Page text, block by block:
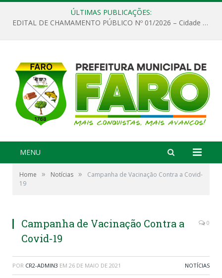
ÚLTIMAS PUBLICAÇÕES:
EDITAL DE CHAMAMENTO PÚBLICO Nº 01/2026 – Cidade de Faro
MENU
Home » Notícias »
Campanha de Vacinação Contra a Covid-
19
Campanha de Vacinação Contra a
Covid-19
0
POR CR2-ADMIN3 EM 26 DE MAIO DE 2021 NOTÍCIAS